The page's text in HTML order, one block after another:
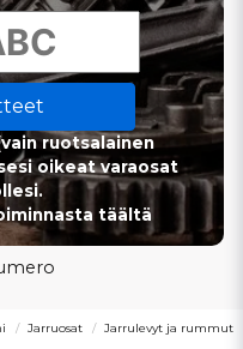
ruotsalainen
oikeat varaosat
täältä
Jarruosat Jarrulevyt ja rummut